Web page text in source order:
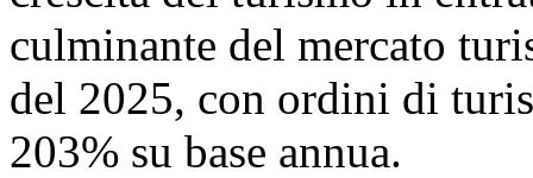
culminante del mercato
del 2025, con ordini di
203% su base annua.